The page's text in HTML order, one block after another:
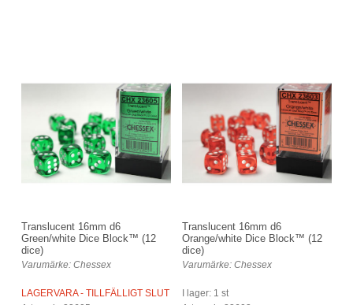
Translucent 16mm d6
Green/white Dice Block™ (12
dice)
Varumärke: Chessex
LAGERVARA - TILLFÄLLIGT SLUT
Translucent 16mm d6
Orange/white Dice Block™ (12
dice)
Varumärke: Chessex
I lager: 1 st